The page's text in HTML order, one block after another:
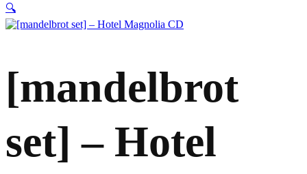
🔍
[mandelbrot
set] ‎– Hotel